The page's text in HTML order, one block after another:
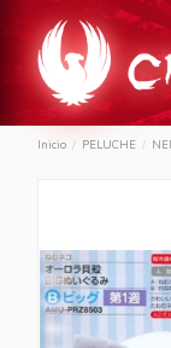
Inicio PELUCHE